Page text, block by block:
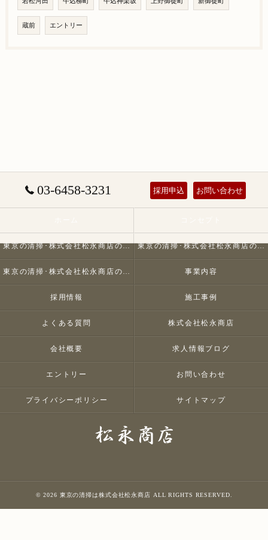
蔵前 エントリー
03-6458-3231 採用申込 お問い合わせ
東京の清掃･株式会社松永商店の口コミ情報 東京の清掃･株式会社松永商店の評判
東京の清掃･株式会社松永商店のお客様の声 事業内容
採用情報 施工事例
よくある質問 株式会社松永商店
会社概要 求人情報ブログ
エントリー お問い合わせ
プライバシーポリシー サイトマップ
© 2026 東京の清掃は株式会社松永商店 ALL RIGHTS RESERVED.